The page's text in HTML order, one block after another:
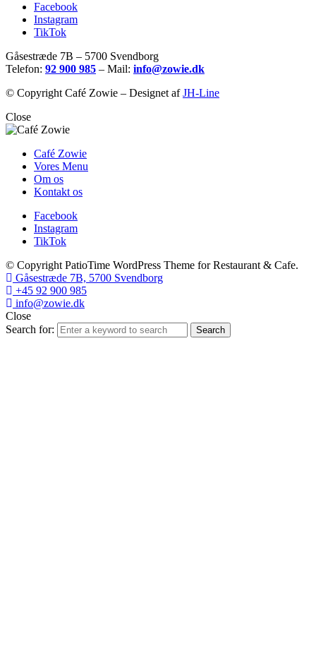
Facebook
Instagram
TikTok
Gåsestræde 7B – 5700 Svendborg
Telefon: 92 900 985 – Mail: info@zowie.dk
© Copyright Café Zowie – Designet afJH-Line
Close
Café Zowie
Vores Menu
Om os
Kontakt os
Facebook
Instagram
TikTok
© Copyright PatioTime WordPress Theme for Restaurant & Cafe.
Gåsestræde 7B, 5700 Svendborg
+45 92 900 985
info@zowie.dk
Close
Search for:
Search